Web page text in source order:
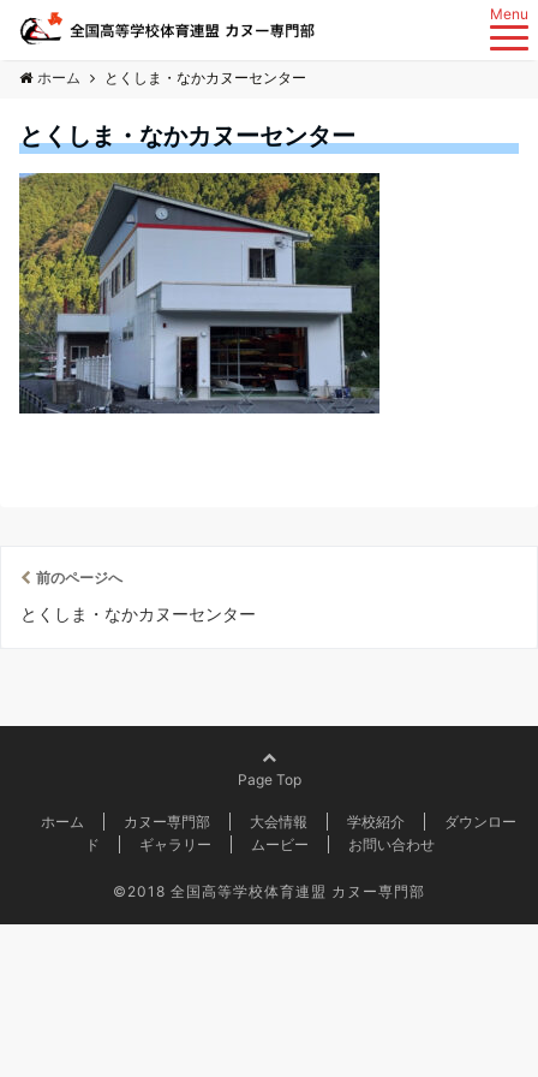
Menu
ホーム とくしま・なかカヌーセンター
とくしま・なかカヌーセンター
前のページへ
とくしま・なかカヌーセンター
Page Top
ホーム カヌー専門部 大会情報 学校紹介
ダウンロー
ド
ギャラリー ムービー お問い合わせ
©2018 全国高等学校体育連盟 カヌー専門部